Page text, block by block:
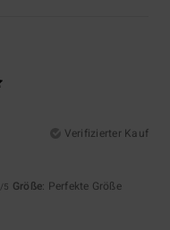
Verifizierter Kauf
/5 Größe: Perfekte Größe